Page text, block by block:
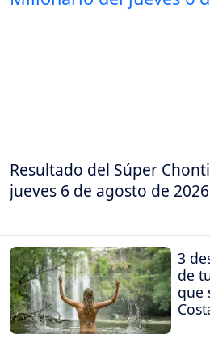
Resultado del Súper
jueves 6 de agosto de 2026
3
de
que